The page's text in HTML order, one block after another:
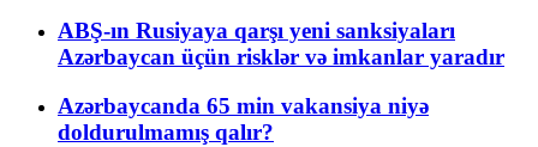
ABŞ-ın Rusiyaya qarşı yeni sanksiyaları
Azərbaycan üçün risklər və imkanlar yaradır
Azərbaycanda 65 min vakansiya niyə
doldurulmamış qalır?